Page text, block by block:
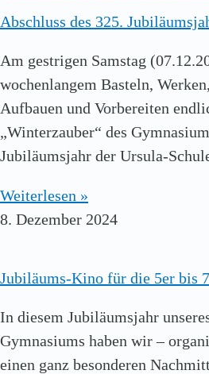
Abschluss des 325.
Am gestrigen Samstag
wochenlangem Basteln,
Aufbauen und Vorbereiten
„Winterzauber“ des
Jubiläumsjahr der Ursula-
Weiterlesen »
8. Dezember 2024
Jubiläums-Kino für die 5er bis
In diesem Jubiläumsjahr
Gymnasiums haben wir –
einen ganz besonderen